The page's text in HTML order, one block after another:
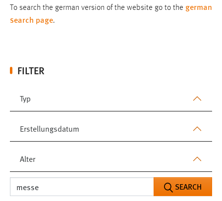
To search the german version of the website go to the german
search page.
FILTER
Typ
Erstellungsdatum
Alter
SEARCH